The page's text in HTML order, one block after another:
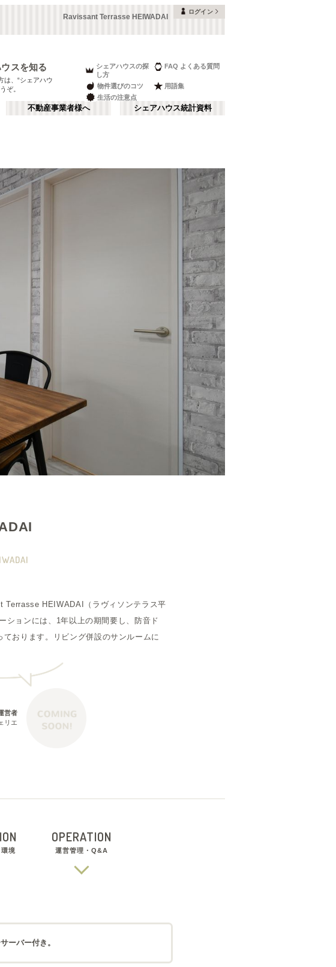
Ravissant Terrasse HEIWADAI
ログイン
スを知る
は、“シェアハウ
ぞ。
シェアハウスの探
し方
FAQ よくある質問
物件選びのコツ
用語集
生活の注意点
不動産事業者様へ シェアハウス統計資料
Terrasse HEIWADAI（ラヴィソンテラス平
ションには、1年以上の期間要し、防音ド
おります。リビング併設のサンルームに
営者
リエ
境
OPERATION
運営管理・Q&A
ーバー付き。